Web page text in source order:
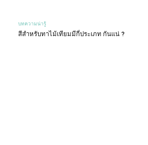
บทความน่ารู้
สีสำหรับทาไม้เทียมมีกี่ประเภท กันแน่ ?